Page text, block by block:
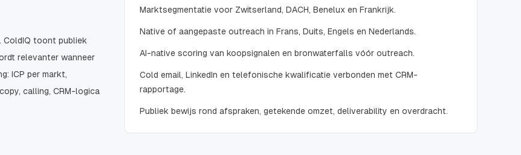
ColdIQ toont publiek
relevanter wanneer
ICP per markt,
calling, CRM-logica
Marktsegmentatie voor Zwitserland, DACH, Benelux en Frankrijk.
Native of aangepaste outreach in Frans, Duits, Engels en Nederlands.
AI-native scoring van koopsignalen en bronwaterfalls vóór outreach.
Cold email, LinkedIn en telefonische kwalificatie verbonden met CRM-
rapportage.
Publiek bewijs rond afspraken, getekende omzet, deliverability en overdracht.